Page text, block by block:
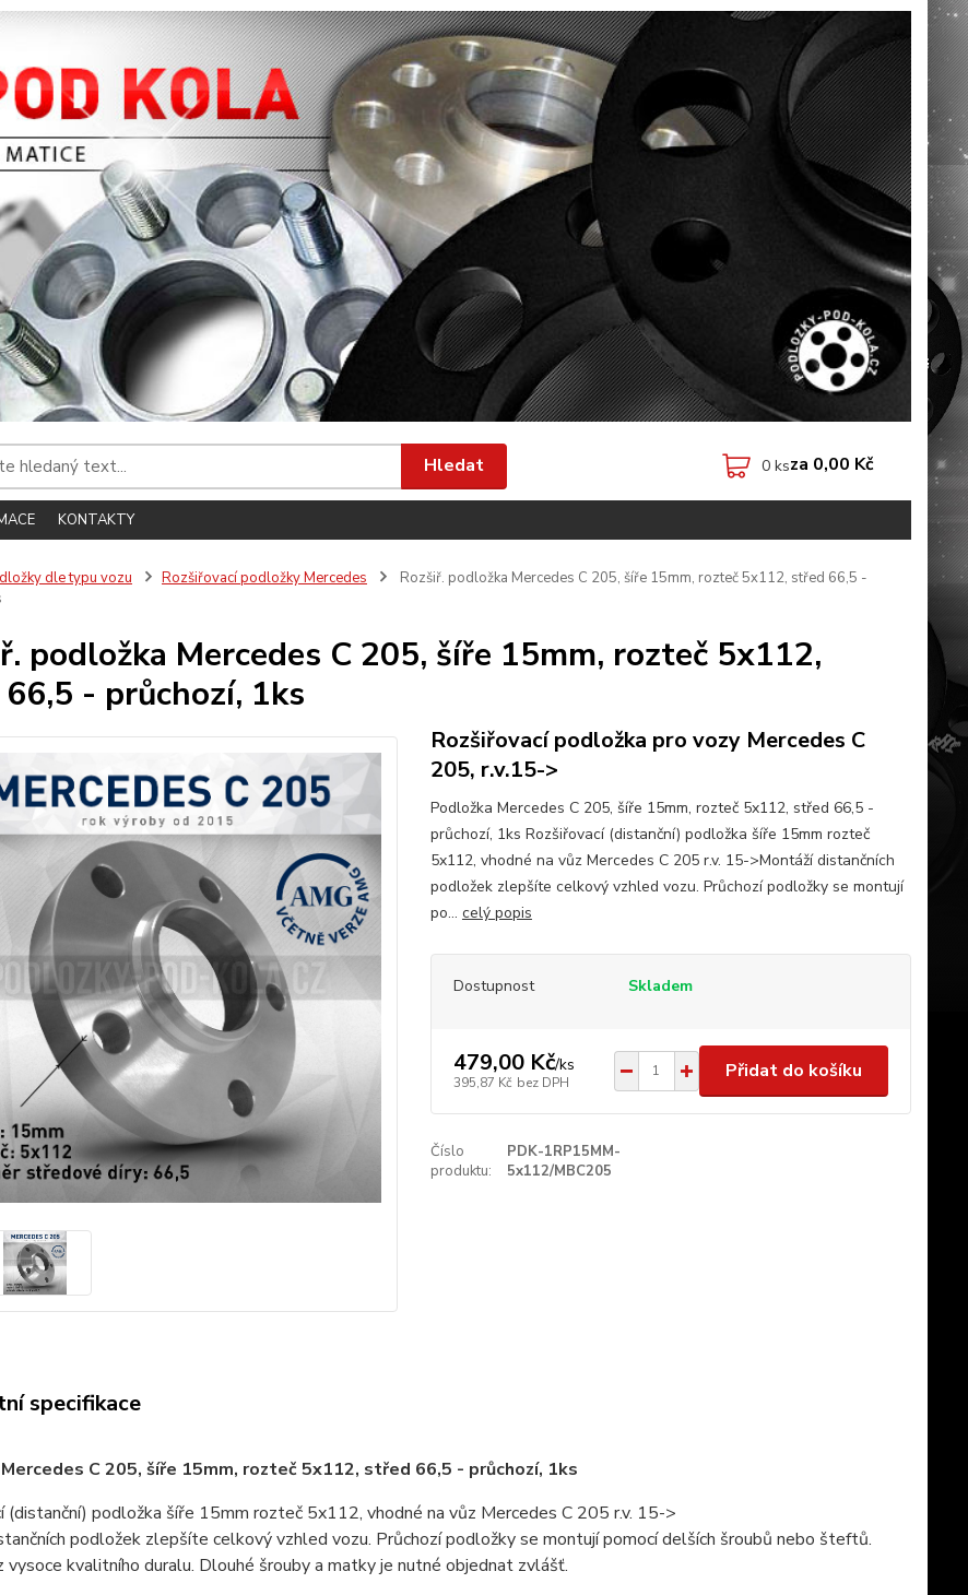
KONTAKTY
Hledat 0ksza 0,00 Kč
dle typu vozu Rozšiřovací podložky Mercedes
Rozšiř. podložka Mercedes C 205, šíře 15mm, rozteč 5x112, střed 66,5 -
podložka Mercedes C 205, šíře 15mm, rozteč 5x112,
- průchozí, 1ks
Rozšiřovací podložka pro vozy Mercedes C
205, r.v.15->
Podložka Mercedes C 205, šíře 15mm, rozteč 5x112, střed 66,5 -
průchozí, 1ks Rozšiřovací (distanční) podložka šíře 15mm rozteč
5x112, vhodné na vůz Mercedes C 205 r.v. 15->Montáží distančních
podložek zlepšíte celkový vzhled vozu. Průchozí podložky se montují
po... celý popis
Dostupnost Skladem
479,00 Kč/ks
395,87 Kč bez DPH
Přidat do košíku
Číslo
produktu:
PDK-1RP15MM-
5x112/MBC205
specifikace
C 205, šíře 15mm, rozteč 5x112, střed 66,5 - průchozí, 1ks
(distanční) podložka šíře 15mm rozteč 5x112, vhodné na vůz Mercedes C 205 r.v. 15->
podložek zlepšíte celkový vzhled vozu. Průchozí podložky se montují pomocí delších šroubů nebo šteftů.
vysoce kvalitního duralu. Dlouhé šrouby a matky je nutné objednat zvlášť.